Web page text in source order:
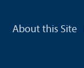
About this Site